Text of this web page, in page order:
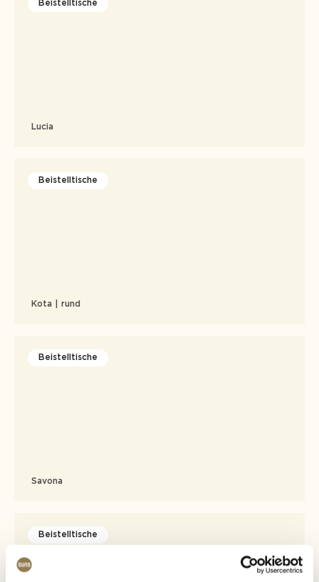
Beistelltische
Lucia
Beistelltische
Kota | rund
Beistelltische
Savona
Beistelltische